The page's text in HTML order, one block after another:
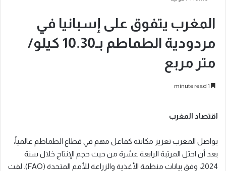
المغرب يتفوق على إسبانيا في
مردودية الطماطم بـ10.30 كيلو/
متر مربع
اقتصاد المغرب
يواصل المغرب تعزيز مكانته كفاعل مهم في قطاع الطماطم عالمياً،
بعد أن احتل المرتبة الرابعة عشرة من حيث حجم الإنتاج خلال سنة
2024، وفق بيانات منظمة الأغذية والزراعة للأمم المتحدة (FAO). لفت